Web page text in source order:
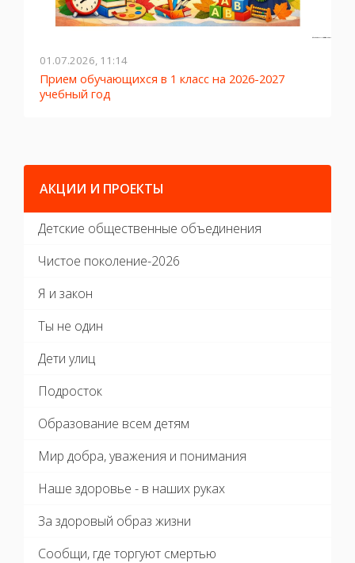
01.07.2026, 11:14
Прием обучающихся в 1 класс на 2026-2027
учебный год
АКЦИИ И ПРОЕКТЫ
Детские общественные объединения
Чистое поколение-2026
Я и закон
Ты не один
Дети улиц
Подросток
Образование всем детям
Мир добра, уважения и понимания
Наше здоровье - в наших руках
За здоровый образ жизни
Сообщи, где торгуют смертью